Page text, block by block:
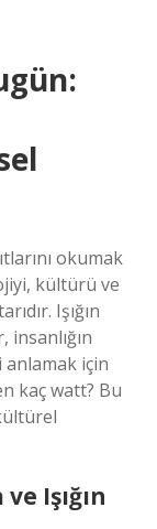
okumak
kültürü ve
Işığın
için
kaç watt? Bu
Işığın